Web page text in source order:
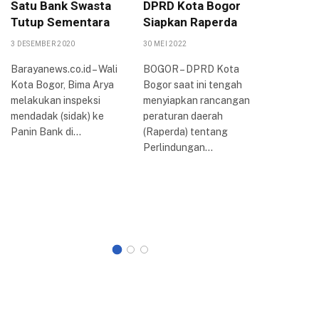
Satu Bank Swasta
Tutup Sementara
3 DESEMBER 2020
Barayanews.co.id – Wali
Kota Bogor, Bima Arya
melakukan inspeksi
mendadak (sidak) ke
Panin Bank di…
DPRD Kota Bogor
Siapkan Raperda
30 MEI 2022
BOGOR – DPRD Kota
Bogor saat ini tengah
menyiapkan rancangan
peraturan daerah
(Raperda) tentang
Perlindungan…